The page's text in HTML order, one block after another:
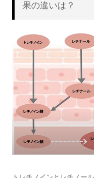
果の違いは？